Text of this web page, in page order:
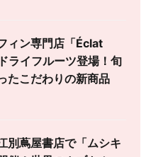
ィン専門店「Éclat
ライフルーツ登場！旬
たこだわりの新商品
別蔦屋書店で「ムシキ